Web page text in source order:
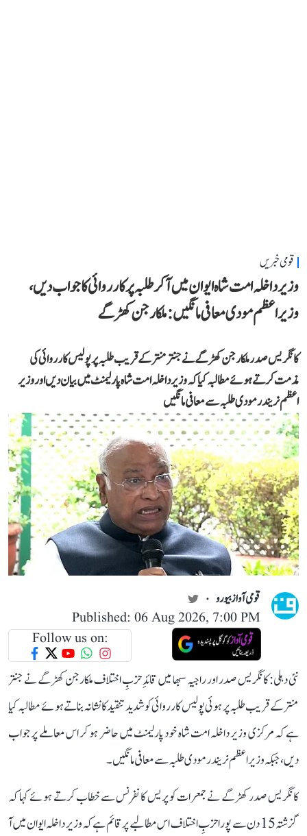
قومی خبریں
وزیر داخلہ امت شاہ ایوان میں آ کر طلبہ پر کارروائی کا جواب دیں،
وزیر اعظم مودی معافی مانگیں: ملکارجن کھڑگے
کانگریس صدر ملکارجن کھڑگے نے جنتر منتر کے قریب طلبہ پر پولیس کارروائی کی
مذمت کرتے ہوئے مطالبہ کیا کہ وزیر داخلہ امت شاہ پارلیمنٹ میں بیان دیں اور وزیر
اعظم نریندر مودی طلبہ سے معافی مانگیں
قومی آواز بیورو
Published: 06 Aug 2026, 7:00 PM
Follow us on:
نئی دہلی: کانگریس صدر اور راجیہ سبھا میں قائدِ حزبِ اختلاف ملکارجن کھڑگے نے جنتر
منتر کے قریب طلبہ پر ہوئی پولیس کارروائی کو شدید تنقید کا نشانہ بناتے ہوئے مطالبہ کیا
ہے کہ مرکزی وزیر داخلہ امت شاہ خود پارلیمنٹ میں حاضر ہو کر اس معاملے پر جواب
دیں، جبکہ وزیر اعظم نریندر مودی طلبہ سے معافی مانگیں۔
کانگریس صدر کھڑگے نے جمعرات کو پریس کانفرنس سے خطاب کرتے ہوئے کہا کہ
گزشتہ 15 دن سے پورا حزبِ اختلاف اس مطالبے پر قائم ہے کہ وزیر داخلہ ایوان میں آ